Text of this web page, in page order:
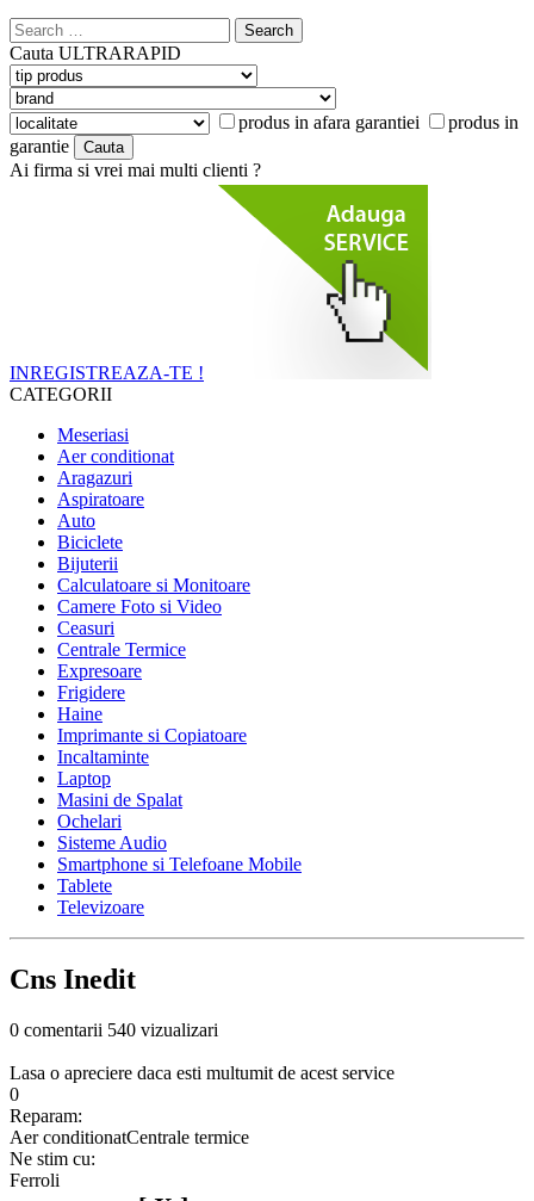
Search
for:
Cauta ULTRARAPID
produs in afara garantiei
produs in
garantie
Ai firma si vrei mai multi clienti ?
INREGISTREAZA-TE !
CATEGORII
Meseriasi
Aer conditionat
Aragazuri
Aspiratoare
Auto
Biciclete
Bijuterii
Calculatoare si Monitoare
Camere Foto si Video
Ceasuri
Centrale Termice
Expresoare
Frigidere
Haine
Imprimante si Copiatoare
Incaltaminte
Laptop
Masini de Spalat
Ochelari
Sisteme Audio
Smartphone si Telefoane Mobile
Tablete
Televizoare
Cns Inedit
0 comentarii 540 vizualizari
Lasa o apreciere daca esti multumit de acest service
0
Reparam:
Aer conditionatCentrale termice
Ne stim cu:
Ferroli